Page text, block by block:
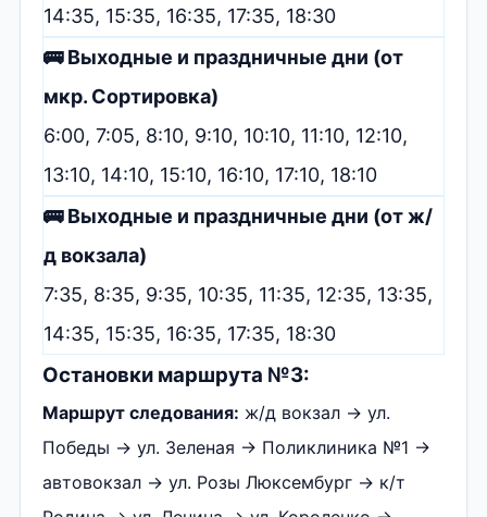
14:35, 15:35, 16:35, 17:35, 18:30
🚌 Выходные и праздничные дни (от
мкр. Сортировка)
6:00, 7:05, 8:10, 9:10, 10:10, 11:10, 12:10,
13:10, 14:10, 15:10, 16:10, 17:10, 18:10
🚌 Выходные и праздничные дни (от ж/
д вокзала)
7:35, 8:35, 9:35, 10:35, 11:35, 12:35, 13:35,
14:35, 15:35, 16:35, 17:35, 18:30
Остановки маршрута №3:
Маршрут следования: ж/д вокзал → ул.
Победы → ул. Зеленая → Поликлиника №1 →
автовокзал → ул. Розы Люксембург → к/т